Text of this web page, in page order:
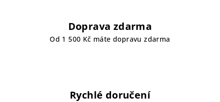
Doprava zdarma
Od 1 500 Kč máte dopravu zdarma
Rychlé doručení